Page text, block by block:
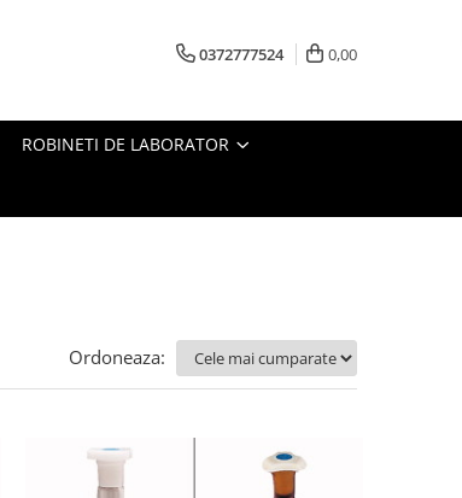
0372777524 0,00
ROBINETI DE LABORATOR
Ordoneaza: